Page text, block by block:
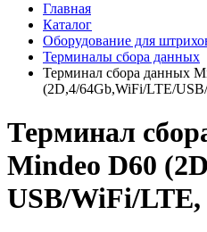
Главная
Каталог
Оборудование для
Терминалы сбора данных
Терминал сбора данных
(2D,4/64Gb,WiFi/LTE/
Терминал
Mindeo D60
USB/WiFi/